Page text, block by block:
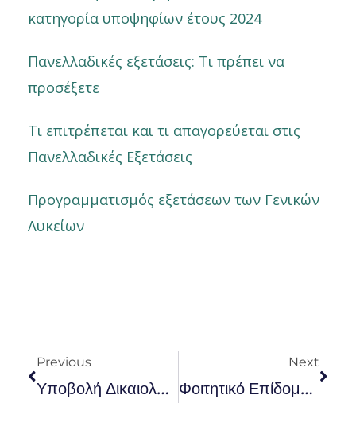
κατηγορία υποψηφίων έτους 2024
Πανελλαδικές εξετάσεις: Τι πρέπει να
προσέξετε
Τι επιτρέπεται και τι απαγορεύεται στις
Πανελλαδικές Εξετάσεις
Προγραμματισμός εξετάσεων των Γενικών
Λυκείων
Previous
Υποβολή Δικαιολογητικών Για Τη Χορήγηση Βεβαίωσης Νίκης Αθλητών
Next
Φοιτητικό Επίδομα: Ανοίγει Εκ Νέου Η Πλατφόρμα Για Τα 2000 Ευρώ!!